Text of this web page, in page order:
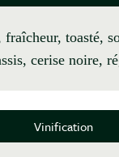
cerise noire,
Vinification